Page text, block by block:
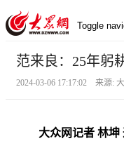
Toggle
范来良：25年躬
2024-03-06 17:17:02 来源:
大众网记者 林坤